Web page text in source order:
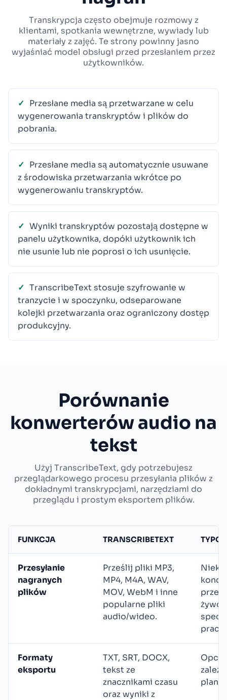
Transkrypcja często obejmuje rozmowy z
klientami, spotkania wewnętrzne, wywiady lub
materiały z zajęć. Te strony powinny jasno
wyjaśniać model obsługi przed przesłaniem przez
użytkowników.
Przesłane media są przetwarzane w celu
wygenerowania transkryptów i plików do
pobrania.
Przesłane media są automatycznie usuwane
z środowiska przetwarzania wkrótce po
wygenerowaniu transkryptów.
Wyniki transkryptów pozostają dostępne w
panelu użytkownika, dopóki użytkownik ich
nie usunie lub nie poprosi o ich usunięcie.
TranscribeText stosuje szyfrowanie w
tranzycie i w spoczynku, odseparowane
kolejki przetwarzania oraz ograniczony dostęp
produkcyjny.
Porównanie
konwerterów audio na
tekst
Użyj TranscribeText, gdy potrzebujesz
przeglądarkowego procesu przesyłania plików z
dokładnymi transkrypcjami, narzędziami do
przeglądu i prostym eksportem plików.
FUNKCJA TRANSCRIBETEXT
Przesyłanie
nagranych
plików
Prześlij pliki MP3,
MP4, M4A, WAV,
MOV, WebM i inne
popularne pliki
audio/wideo.
żywo
pracy
Formaty
eksportu
TXT, SRT, DOCX,
tekst ze
znacznikami czasu
oraz wyniki z
planu.